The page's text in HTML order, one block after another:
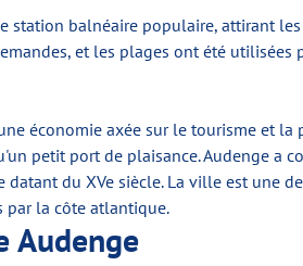
station balnéaire populaire, attirant
et les plages ont été
économie axée sur le tourisme et
petit port de plaisance. Audenge a
datant du XVe siècle. La ville est
la côte atlantique.
Audenge